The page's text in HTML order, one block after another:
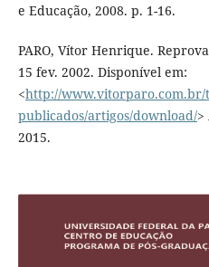
e Educação, 2008. p. 1-16.
PARO, Vítor Henrique.
15 fev. 2002. Disponível em:
<http://www.vitorparo.com.br/
publicados/artigos/download/>
2015.